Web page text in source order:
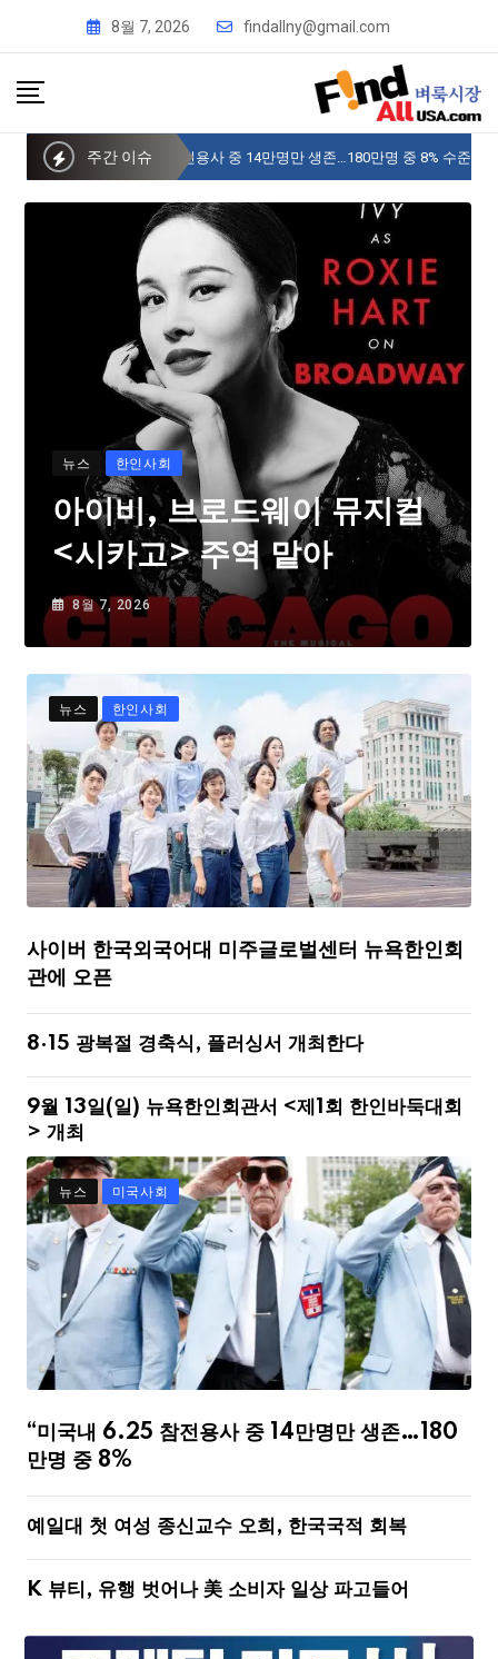
8월 7, 2026 findallny@gmail.com
주간 이슈 사이버 한국외국어대 미주글로벌센터 뉴욕
뉴스 한인사회
아이비, 브로드웨이 뮤지컬
<시카고> 주역 맡아
8월 7, 2026
뉴스 한인사회
사이버 한국외국어대 미주글로벌센터 뉴욕한인회
관에 오픈
8·15 광복절 경축식, 플러싱서 개최한다
9월 13일(일) 뉴욕한인회관서 <제1회 한인바둑대회
> 개최
뉴스 미국사회
“미국내 6.25 참전용사 중 14만명만 생존…180
만명 중 8%
예일대 첫 여성 종신교수 오희, 한국국적 회복
K 뷰티, 유행 벗어나 美 소비자 일상 파고들어